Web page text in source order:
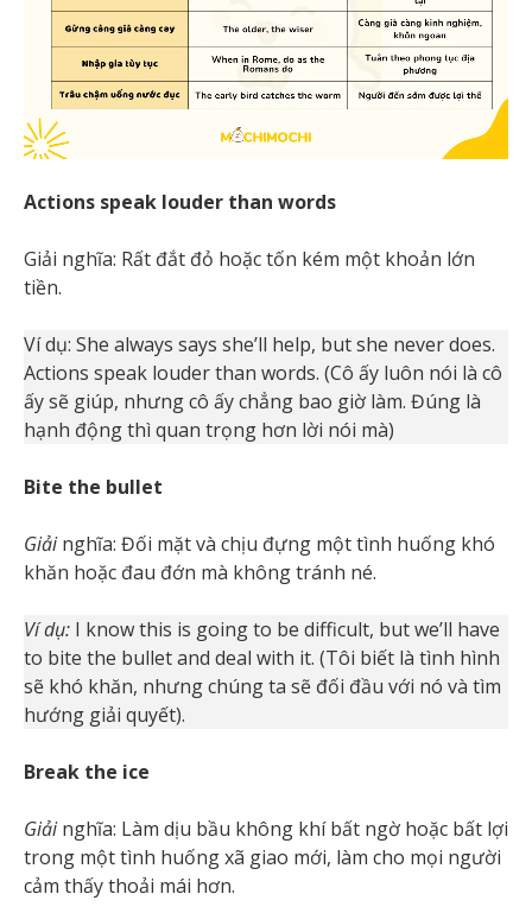
Actions speak louder than words
Giải nghĩa: Rất đắt đỏ hoặc tốn kém một khoản lớn
tiền.
Ví dụ: She always says she’ll help, but she never does.
Actions speak louder than words. (Cô ấy luôn nói là cô
ấy sẽ giúp, nhưng cô ấy chẳng bao giờ làm. Đúng là
hạnh động thì quan trọng hơn lời nói mà)
Bite the bullet
Giảinghĩa: Đối mặt và chịu đựng một tình huống khó
khăn hoặc đau đớn mà không tránh né.
Ví dụ: I know this is going to be difficult, but we’ll have
to bite the bullet and deal with it. (Tôi biết là tình hình
sẽ khó khăn, nhưng chúng ta sẽ đối đầu với nó và tìm
hướng giải quyết).
Break the ice
Giảinghĩa: Làm dịu bầu không khí bất ngờ hoặc bất lợi
trong một tình huống xã giao mới, làm cho mọi người
cảm thấy thoải mái hơn.